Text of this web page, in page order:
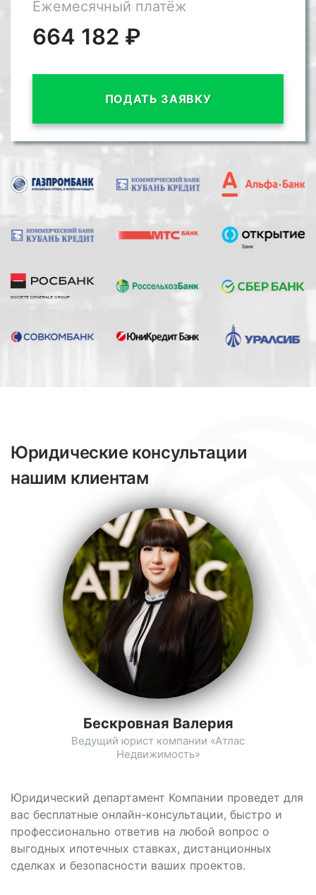
Ежемесячный платёж
664 182 ₽
ПОДАТЬ ЗАЯВКУ
Юридические консультации
нашим клиентам
Юридический департамент Компании проведет для
вас бесплатные онлайн-консультации, быстро и
профессионально ответив на любой вопрос о
выгодных ипотечных ставках, дистанционных
сделках и безопасности ваших проектов.
Бескровная Валерия
Ведущий юрист компании «Атлас
Недвижимость»